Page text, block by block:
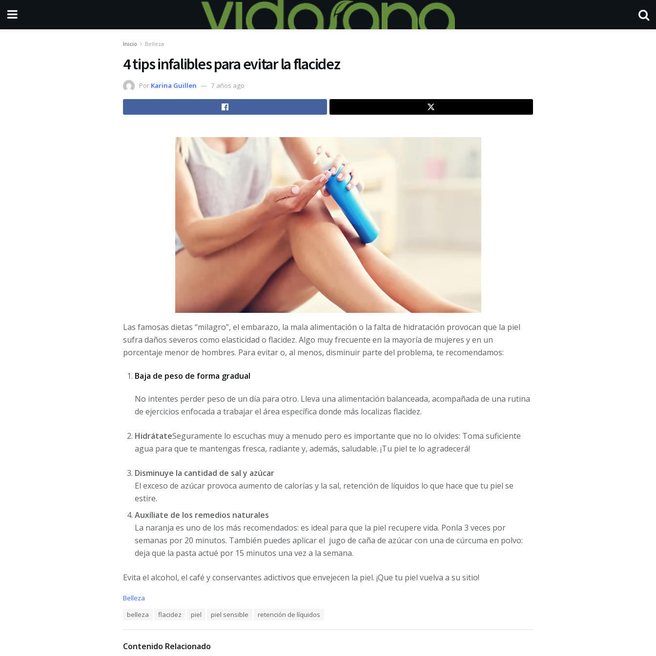
Inicio Belleza
4 tips infalibles para evitar la flacidez
Por Karina Guillen 7 años ago
Las famosas dietas “milagro”, el embarazo, la mala alimentación o la falta de hidratación provocan que la piel
sufra daños severos como elasticidad o flacidez. Algo muy frecuente en la mayoría de mujeres y en un
porcentaje menor de hombres. Para evitar o, al menos, disminuir parte del problema, te recomendamos:
Baja de peso de forma gradual
No intentes perder peso de un día para otro. Lleva una alimentación balanceada, acompañada de una rutina
de ejercicios enfocada a trabajar el área específica donde más localizas flacidez.
HidrátateSeguramente lo escuchas muy a menudo pero es importante que no lo olvides: Toma suficiente
agua para que te mantengas fresca, radiante y, además, saludable. ¡Tu piel te lo agradecerá!
Disminuye la cantidad de sal y azúcar
El exceso de azúcar provoca aumento de calorías y la sal, retención de líquidos lo que hace que tu piel se
estire.
Auxíliate de los remedios naturales
La naranja es uno de los más recomendados: es ideal para que la piel recupere vida. Ponla 3 veces por
semanas por 20 minutos. También puedes aplicar el jugo de caña de azúcar con una de cúrcuma en polvo:
deja que la pasta actué por 15 minutos una vez a la semana.
Evita el alcohol, el café y conservantes adictivos que envejecen la piel. ¡Que tu piel vuelva a su sitio!
C
o
r
Belleza
:
belleza flacidez piel piel sensible retención de líquidos
Contenido Relacionado